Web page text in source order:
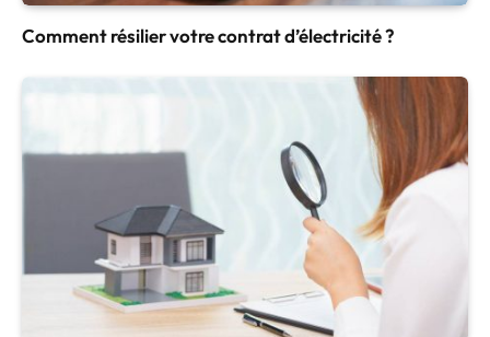
Comment résilier votre contrat d’électricité ?